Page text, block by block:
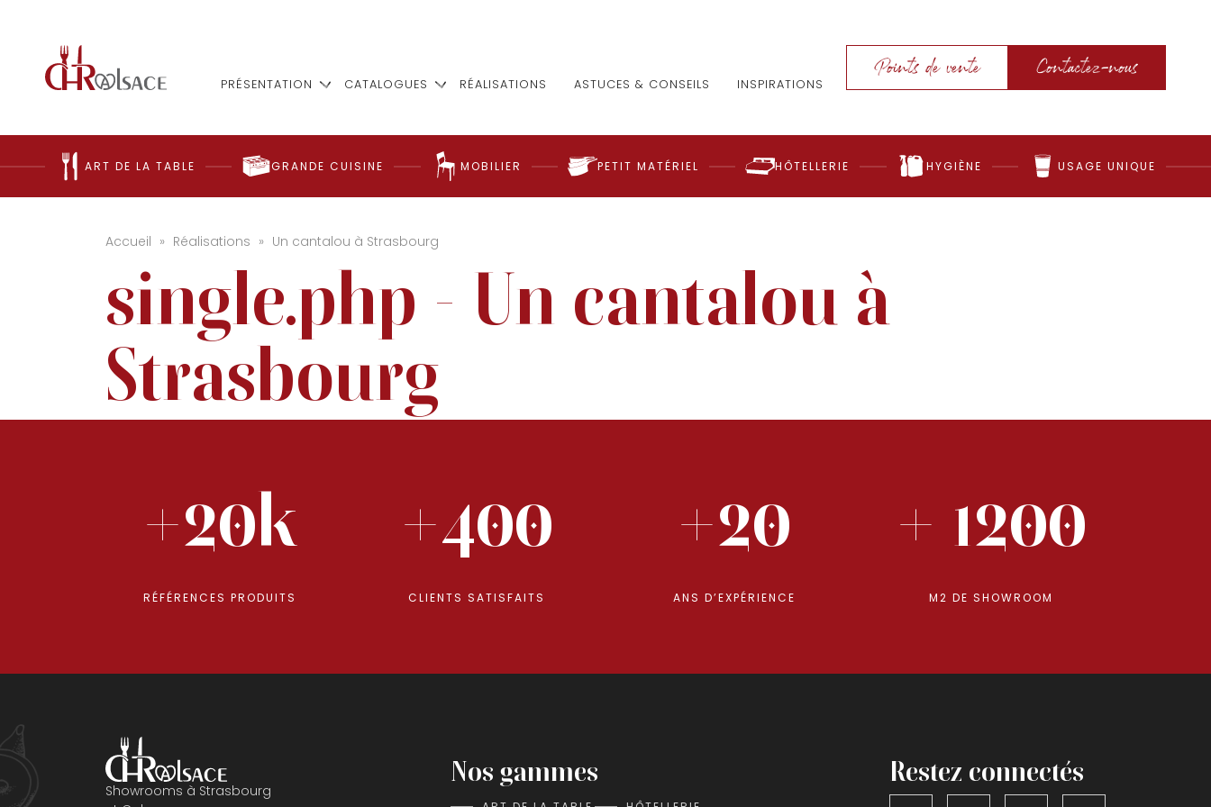
PRÉSENTATION CATALOGUES RÉALISATIONS ASTUCES & CONSEILS INSPIRATIONS
Points de vente Contactez-nous
ART DE LA TABLE GRANDE CUISINE MOBILIER PETIT MATÉRIEL HÔTELLERIE HYGIÈNE USAGE UNIQUE
Accueil » Réalisations » Un cantalou à Strasbourg
single.php - Un cantalou à
Strasbourg
+20k
RÉFÉRENCES PRODUITS
+400
CLIENTS SATISFAITS
+20
ANS D’EXPÉRIENCE
+ 1200
M2 DE SHOWROOM
Showrooms à Strasbourg
Nos gammes Restez connectés